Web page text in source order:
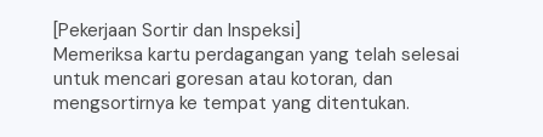
[Pekerjaan Sortir dan Inspeksi]
Memeriksa kartu perdagangan yang telah selesai
untuk mencari goresan atau kotoran, dan
mengsortirnya ke tempat yang ditentukan.